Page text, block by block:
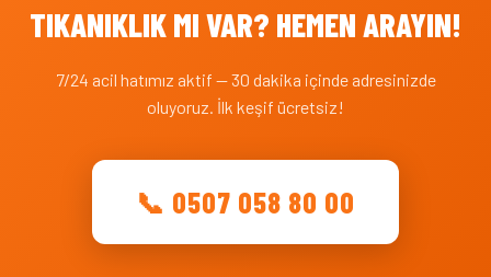
TIKANIKLIK MI VAR? HEMEN ARAYIN!
7/24 acil hatımız aktif — 30 dakika içinde adresinizde
oluyoruz. İlk keşif ücretsiz!
📞 0507 058 80 00